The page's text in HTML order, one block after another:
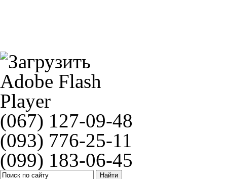
(067) 127-09-48
(093) 776-25-11
(099) 183-06-45